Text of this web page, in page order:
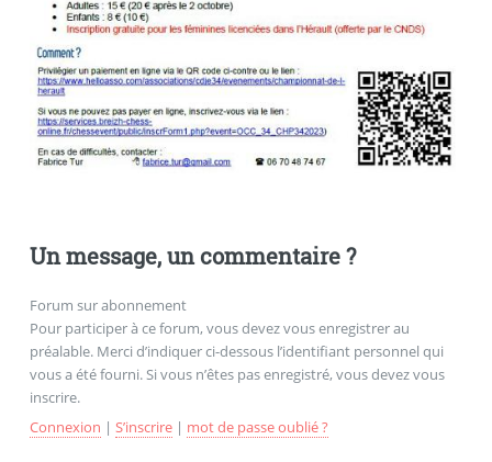
Un message, un commentaire ?
Forum sur abonnement
Pour participer à ce forum, vous devez vous enregistrer au
préalable. Merci d’indiquer ci-dessous l’identifiant personnel qui
vous a été fourni. Si vous n’êtes pas enregistré, vous devez vous
inscrire.
Connexion | S’inscrire| mot de passe oublié ?